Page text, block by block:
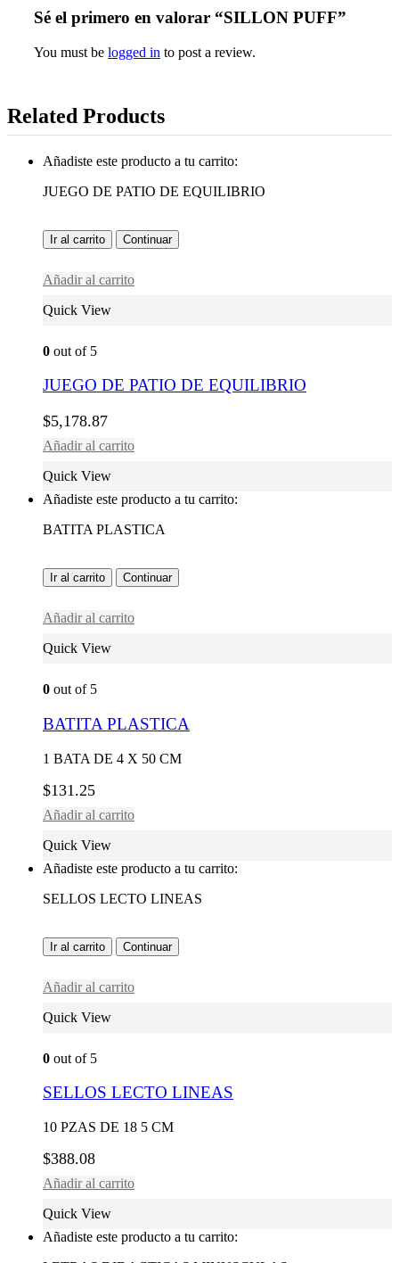
Sé el primero en valorar “SILLON PUFF”
You must be logged in to post a review.
Related Products
Añadiste este producto a tu carrito:
JUEGO DE PATIO DE EQUILIBRIO
Ir al carrito Continuar
Añadir al carrito
Quick View
0 out of 5
JUEGO DE PATIO DE EQUILIBRIO
$5,178.87
Añadir al carrito
Quick View
Añadiste este producto a tu carrito:
BATITA PLASTICA
Ir al carrito Continuar
Añadir al carrito
Quick View
0 out of 5
BATITA PLASTICA
1 BATA DE 4 X 50 CM
$131.25
Añadir al carrito
Quick View
Añadiste este producto a tu carrito:
SELLOS LECTO LINEAS
Ir al carrito Continuar
Añadir al carrito
Quick View
0 out of 5
SELLOS LECTO LINEAS
10 PZAS DE 18 5 CM
$388.08
Añadir al carrito
Quick View
Añadiste este producto a tu carrito: